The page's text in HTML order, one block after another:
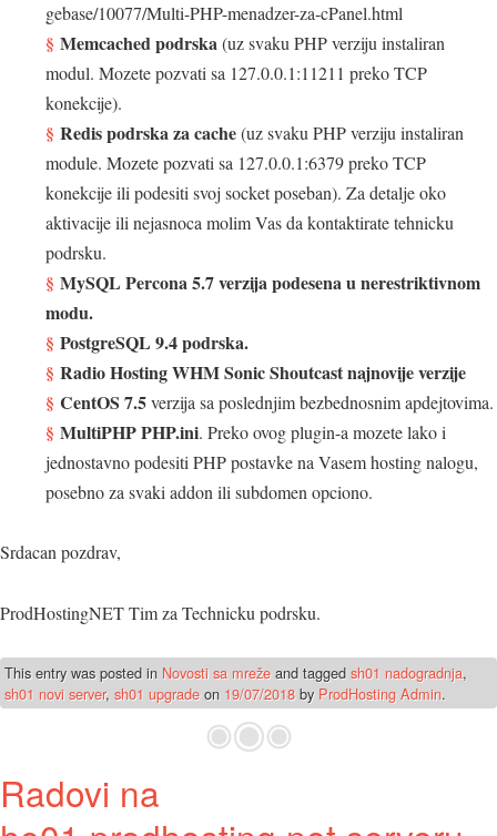
gebase/10077/Multi-PHP-menadzer-za-cPanel.html
Memcached podrska(uz svaku PHP verziju instaliran
modul. Mozete pozvati sa 127.0.0.1:11211 preko TCP
konekcije).
Redis podrska za cache(uz svaku PHP verziju instaliran
module. Mozete pozvati sa 127.0.0.1:6379 preko TCP
konekcije ili podesiti svoj socket poseban). Za detalje oko
aktivacije ili nejasnoca molim Vas da kontaktirate tehnicku
podrsku.
MySQL Percona 5.7 verzija podesena u nerestriktivnom
modu.
PostgreSQL 9.4 podrska.
Radio Hosting WHM Sonic Shoutcast najnovije verzije
CentOS 7.5verzija sa poslednjim bezbednosnim apdejtovima.
MultiPHP PHP.ini. Preko ovog plugin-a mozete lako i
jednostavno podesiti PHP postavke na Vasem hosting nalogu,
posebno za svaki addon ili subdomen opciono.
Srdacan pozdrav,
ProdHostingNET Tim za Technicku podrsku.
This entry was posted in Novosti sa mreže and tagged sh01 nadogradnja,
sh01 novi server, sh01 upgrade on 19/07/2018 by ProdHosting Admin.
Radovi na